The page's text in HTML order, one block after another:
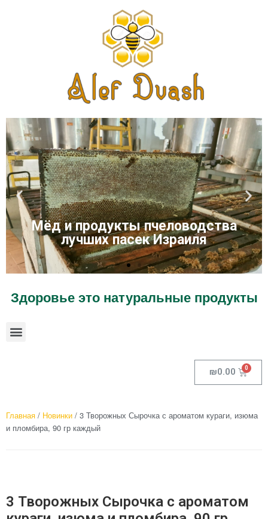
Мёд и продукты пчеловодства
лучших пасек Израиля
Здоровье это натуральные продукты
₪0.00
Главная / Новинки / 3 Творожных Сырочка с ароматом кураги, изюма
и пломбира, 90 гр каждый
3 Творожных Сырочка с ароматом